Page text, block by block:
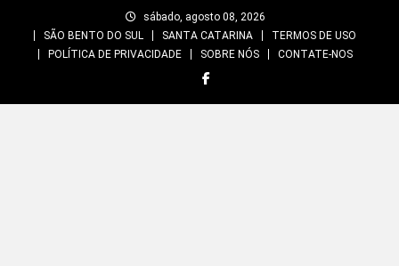
sábado, agosto 08, 2026
SÃO BENTO DO SUL
SANTA CATARINA
TERMOS DE USO
POLÍTICA DE PRIVACIDADE
SOBRE NÓS CONTATE-NOS